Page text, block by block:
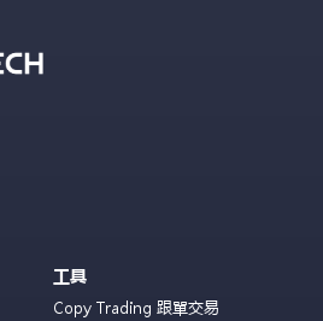
工具
Copy Trading 跟單交易